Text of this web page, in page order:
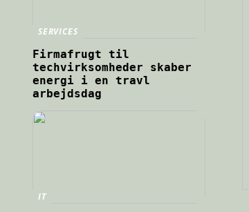
SERVICES
Firmafrugt til
techvirksomheder skaber
energi i en travl
arbejdsdag
IT